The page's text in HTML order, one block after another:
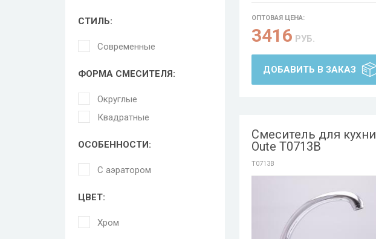
СТИЛЬ:
Современные
ФОРМА СМЕСИТЕЛЯ:
Округлые
Квадратные
ОСОБЕННОСТИ:
С аэратором
ЦВЕТ:
Хром
ОПТОВАЯ ЦЕНА:
3416 РУБ.
ДОБАВИТЬ В ЗАКАЗ
Смеситель для кухни
Oute T0713B
T0713B